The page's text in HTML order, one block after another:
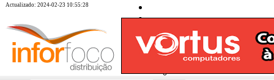
Actualizado: 2024-02-23 10:55:28